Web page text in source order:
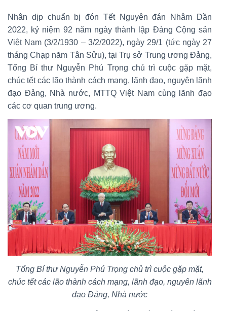
Nhân dịp chuẩn bị đón Tết Nguyên đán Nhâm Dần
2022, kỷ niệm 92 năm ngày thành lập Đảng Cộng sản
Việt Nam (3/2/1930 – 3/2/2022), ngày 29/1 (tức ngày 27
tháng Chạp năm Tân Sửu), tại Trụ sở Trung ương Đảng,
Tổng Bí thư Nguyễn Phú Trọng chủ trì cuộc gặp mặt,
chúc tết các lão thành cách mạng, lãnh đạo, nguyên lãnh
đạo Đảng, Nhà nước, MTTQ Việt Nam cùng lãnh đạo
các cơ quan trung ương.
Tổng Bí thư Nguyễn Phú Trọng chủ trì cuộc gặp mặt,
chúc tết các lão thành cách mạng, lãnh đạo, nguyên lãnh
đạo Đảng, Nhà nước